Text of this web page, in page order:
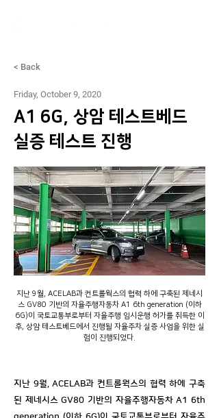
< Back
Friday, October 9, 2020
A1 6G, 상암 테스트베드
실증 테스트 진행
지난 9월, ACELAB과 컨트롤웍스의 협력 하에 구축된 제네시
스 GV80 기반의 자율주행자동차 A1 6th generation (이하
6G)이 국토교통부로부터 자율주행 임시운행 허가를 취득한 이
후, 상암 테스트베드에서 진행될 자율주차 실증 사업을 위한 실
험이 진행되었다.
지난 9월, ACELAB과 컨트롤웍스의 협력 하에 구축
된 제네시스 GV80 기반의 자율주행자동차 A1 6th